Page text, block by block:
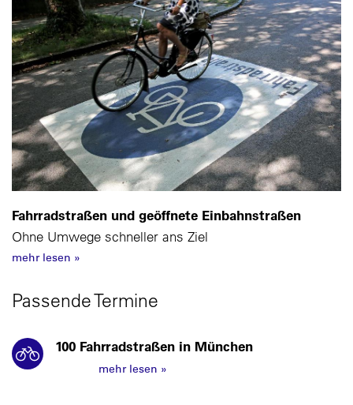
Fahrradstraßen und geöffnete Einbahnstraßen
Ohne Umwege schneller ans Ziel
mehr lesen »
Passende Termine
100 Fahrradstraßen in München
mehr lesen »